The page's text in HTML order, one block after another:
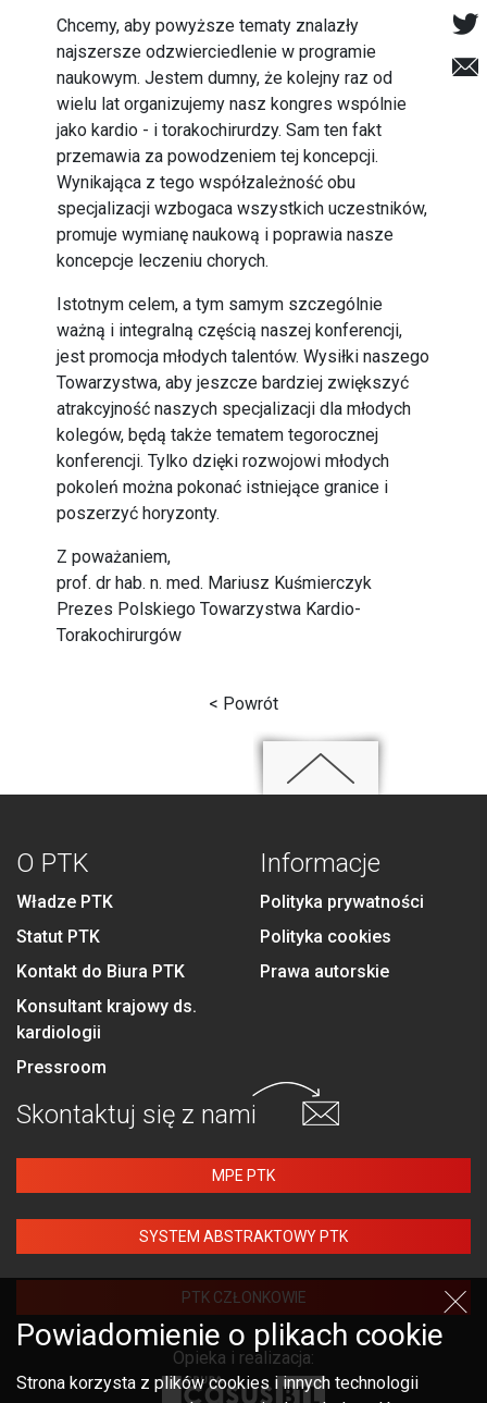
Chcemy, aby powyższe tematy znalazły
najszersze odzwierciedlenie w programie
naukowym. Jestem dumny, że kolejny raz od
wielu lat organizujemy nasz kongres wspólnie
jako kardio - i torakochirurdzy. Sam ten fakt
przemawia za powodzeniem tej koncepcji.
Wynikająca z tego współzależność obu
specjalizacji wzbogaca wszystkich uczestników,
promuje wymianę naukową i poprawia nasze
koncepcje leczeniu chorych.
Istotnym celem, a tym samym szczególnie
ważną i integralną częścią naszej konferencji,
jest promocja młodych talentów. Wysiłki naszego
Towarzystwa, aby jeszcze bardziej zwiększyć
atrakcyjność naszych specjalizacji dla młodych
kolegów, będą także tematem tegorocznej
konferencji. Tylko dzięki rozwojowi młodych
pokoleń można pokonać istniejące granice i
poszerzyć horyzonty.
Z poważaniem,
prof. dr hab. n. med. Mariusz Kuśmierczyk
Prezes Polskiego Towarzystwa Kardio-
Torakochirurgów
< Powrót
O PTK
Władze PTK
Statut PTK
Kontakt do Biura PTK
Konsultant krajowy ds.
kardiologii
Pressroom
Informacje
Polityka prywatności
Polityka cookies
Prawa autorskie
Skontaktuj się z nami
MPE PTK
SYSTEM ABSTRAKTOWY PTK
PTK CZŁONKOWIE
Opieka i realizacja:
Powiadomienie o plikach cookie
Strona korzysta z plików cookies i innych technologii